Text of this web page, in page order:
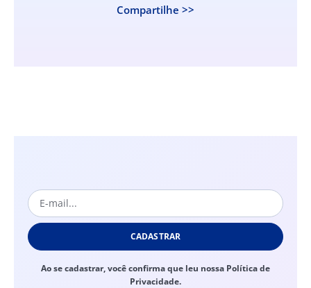
Compartilhe >>
CADASTRAR
Ao se cadastrar, você confirma que leu nossa Política de
Privacidade.